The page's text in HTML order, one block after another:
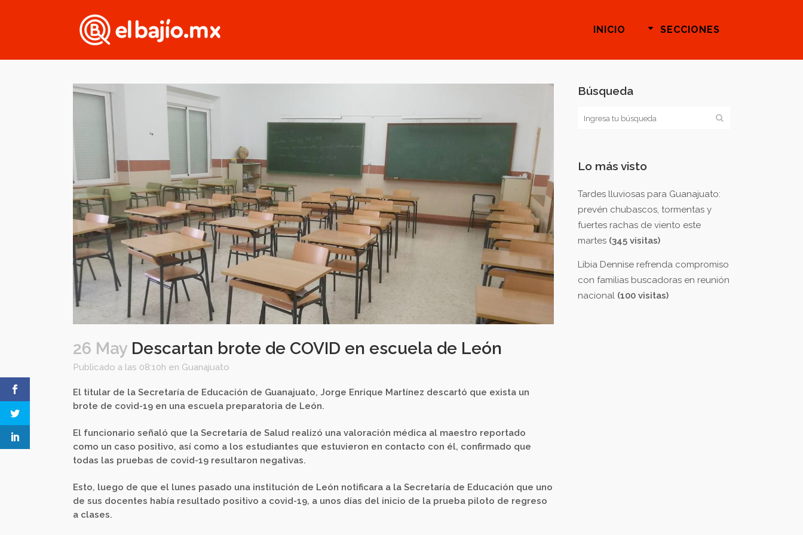
INICIO SECCIONES
26 May Descartan brote de COVID en escuela de León
Publicado a las 08:10h en Guanajuato
El titular de la Secretaría de Educación de Guanajuato, Jorge Enrique Martínez descartó que exista un
brote de covid-19 en una escuela preparatoria de León.
El funcionario señaló que la Secretaría de Salud realizó una valoración médica al maestro reportado
como un caso positivo, así como a los estudiantes que estuvieron en contacto con él, confirmado que
todas las pruebas de covid-19 resultaron negativas.
Esto, luego de que el lunes pasado una institución de León notificara a la Secretaría de Educación que uno
de sus docentes había resultado positivo a covid-19, a unos días del inicio de la prueba piloto de regreso
a clases.
Búsqueda
Lo más visto
Tardes lluviosas para Guanajuato:
prevén chubascos, tormentas y
fuertes rachas de viento este
martes (345 visitas)
Libia Dennise refrenda compromiso
con familias buscadoras en reunión
nacional (100 visitas)